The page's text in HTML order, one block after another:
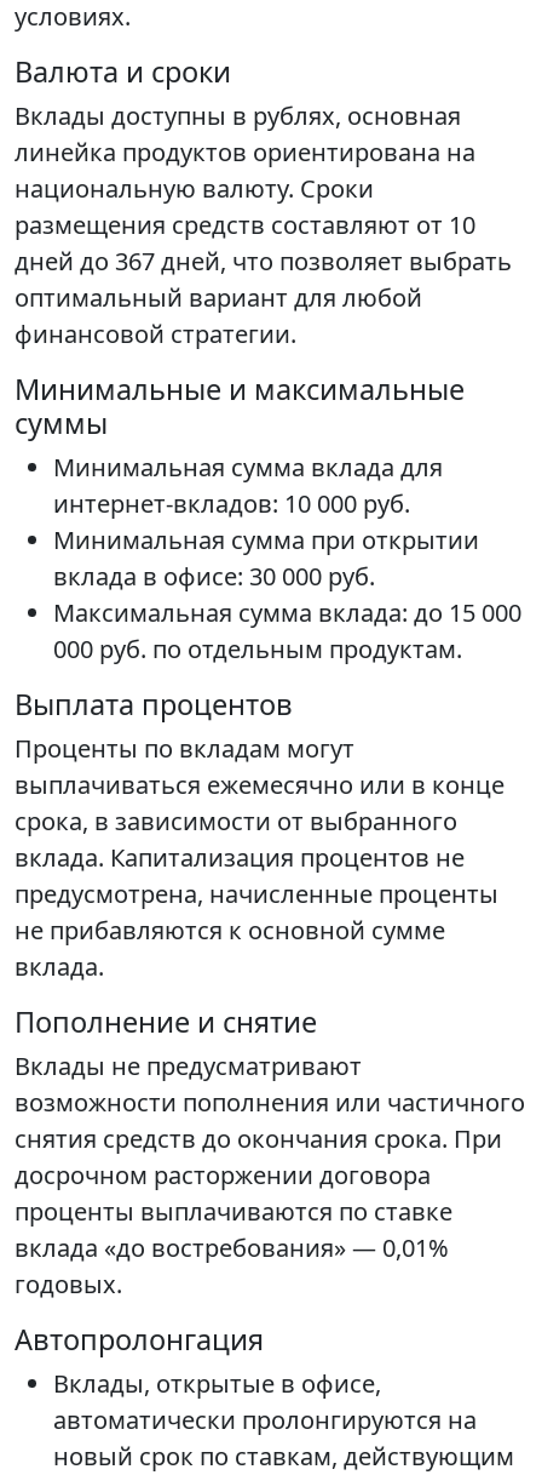
условиях.
Валюта и сроки
Вклады доступны в рублях, основная
линейка продуктов ориентирована на
национальную валюту. Сроки
размещения средств составляют от 10
дней до 367 дней, что позволяет выбрать
оптимальный вариант для любой
финансовой стратегии.
Минимальные и максимальные
суммы
Минимальная сумма вклада для
интернет-вкладов: 10 000 руб.
Минимальная сумма при открытии
вклада в офисе: 30 000 руб.
Максимальная сумма вклада: до 15 000
000 руб. по отдельным продуктам.
Выплата процентов
Проценты по вкладам могут
выплачиваться ежемесячно или в конце
срока, в зависимости от выбранного
вклада. Капитализация процентов не
предусмотрена, начисленные проценты
не прибавляются к основной сумме
вклада.
Пополнение и снятие
Вклады не предусматривают
возможности пополнения или частичного
снятия средств до окончания срока. При
досрочном расторжении договора
проценты выплачиваются по ставке
вклада «до востребования» — 0,01%
годовых.
Автопролонгация
Вклады, открытые в офисе,
автоматически пролонгируются на
новый срок по ставкам, действующим